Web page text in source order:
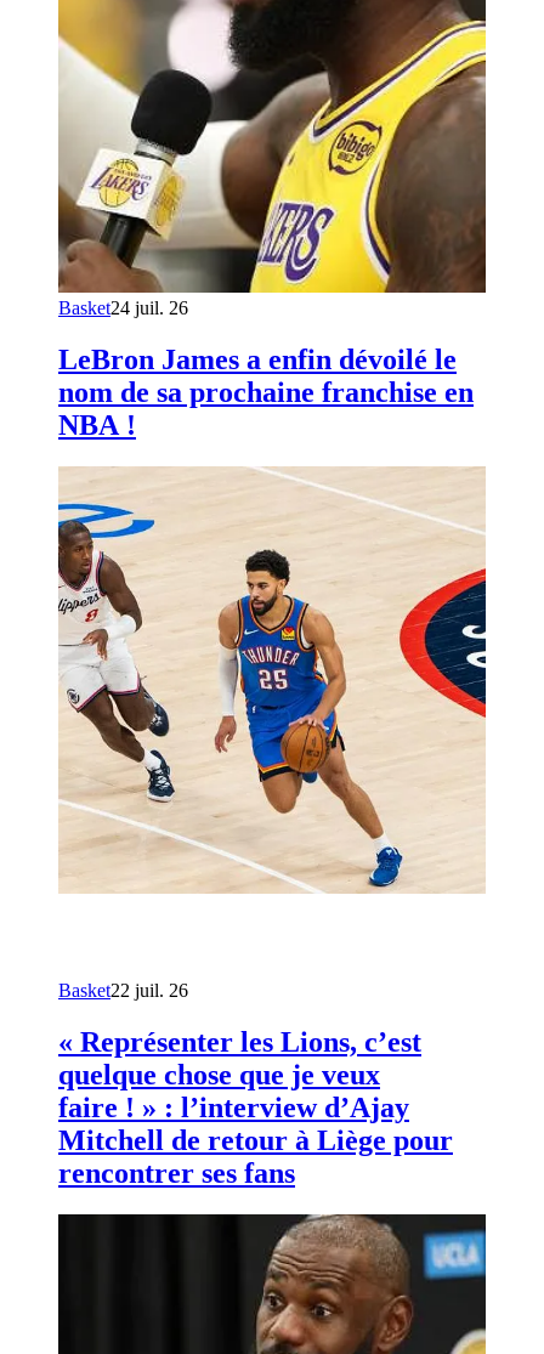
Basket24 juil. 26
LeBron James a enfin dévoilé le
nom de sa prochaine franchise en
NBA !
Basket22 juil. 26
« Représenter les Lions, c’est
quelque chose que je veux
faire ! » : l’interview d’Ajay
Mitchell de retour à Liège pour
rencontrer ses fans